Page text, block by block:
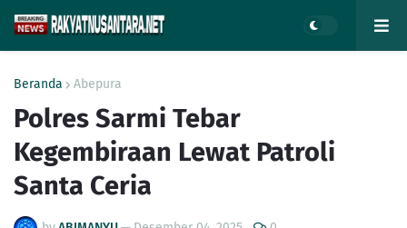
Beranda Abepura
Polres Sarmi Tebar
Kegembiraan Lewat Patroli
Santa Ceria